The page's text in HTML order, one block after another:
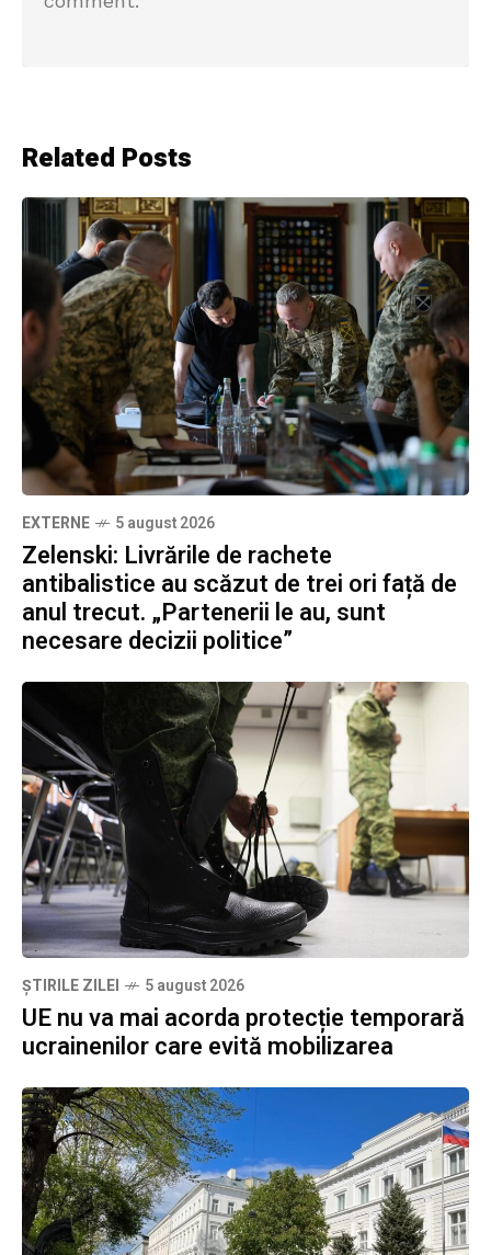
Related Posts
EXTERNE 5 august 2026
Zelenski: Livrările de rachete
antibalistice au scăzut de trei ori față de
anul trecut. „Partenerii le au, sunt
necesare decizii politice”
ȘTIRILE ZILEI 5 august 2026
UE nu va mai acorda protecție temporară
ucrainenilor care evită mobilizarea